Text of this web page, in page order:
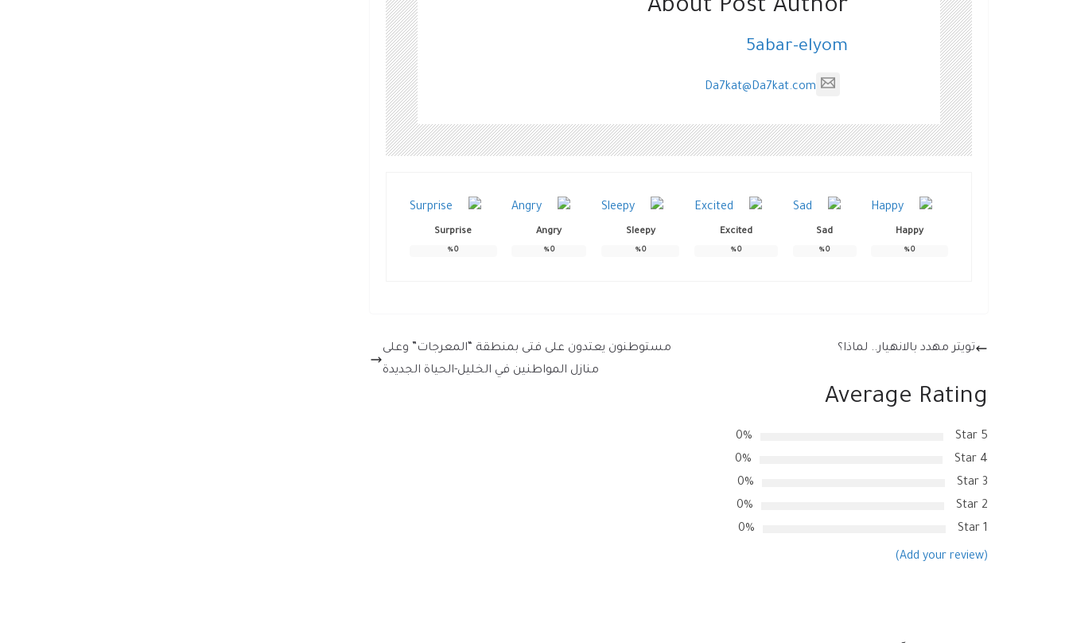
About Post Author
5abar-elyom
Da7kat@Da7kat.com
Happy
0
%
Sad
0
%
Excited
0
%
Sleepy
0
%
Angry
0
%
Surprise
0
%
تويتر مهدد بالانهيار.. لماذا؟
مستوطنون يعتدون على فتى بمنطقة “المعرجات” وعلى
منازل المواطنين في الخليل-الحياة الجديدة
Average Rating
5 Star
0%
4 Star
0%
3 Star
0%
2 Star
0%
1 Star
0%
(Add your review)